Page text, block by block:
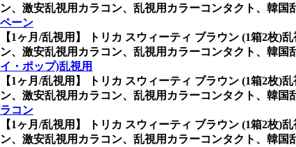
ン、激安乱視用カラコン、乱視用カラーコンタクト、韓
ペーン
【1ヶ月/乱視用】 トリカ スウィーティ ブラウン (1箱2枚)乱
ン、激安乱視用カラコン、乱視用カラーコンタクト、韓
イ・ポップ)乱視用
【1ヶ月/乱視用】 トリカ スウィーティ ブラウン (1箱2枚)乱
ン、激安乱視用カラコン、乱視用カラーコンタクト、韓
ラコン
【1ヶ月/乱視用】 トリカ スウィーティ ブラウン (1箱2枚)乱
ン、激安乱視用カラコン、乱視用カラーコンタクト、韓